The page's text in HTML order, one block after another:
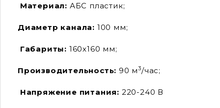
Материал: АБС пластик;
Диаметр канала: 100 мм;
Габариты: 160х160 мм;
Производительность: 90 м3/час;
Напряжение питания: 220-240 В